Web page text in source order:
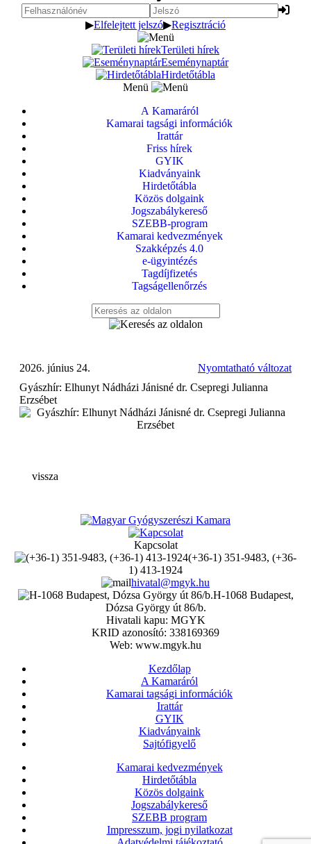
▶Elfelejtett jelszó▶Regisztráció
Területi hírek
Eseménynaptár
Hirdetőtábla
Menü
A Kamaráról
Kamarai tagsági információk
Irattár
Friss hírek
GYIK
Kiadványaink
Hirdetőtábla
Közös dolgaink
Jogszabálykereső
SZEBB-program
Kamarai kedvezmények
Szakképzés 4.0
e-ügyintézés
Tagdíjfizetés
Tagságellenőrzés
Nyomtatható változat
2026. június 24.
Gyászhír: Elhunyt Nádházi Jánisné dr. Csepregi Julianna
Erzsébet
vissza
Kapcsolat
(+36-1) 351-9483, (+36-
1) 413-1924
hivatal@mgyk.hu
H-1068 Budapest,
Dózsa György út 86/b.
Hivatali kapu: MGYK
KRID azonosító: 338169369
Web: www.mgyk.hu
Kezdőlap
A Kamaráról
Kamarai tagsági információk
Irattár
GYIK
Kiadványaink
Sajtófigyelő
Kamarai kedvezmények
Hirdetőtábla
Közös dolgaink
Jogszabálykereső
SZEBB program
Impresszum, jogi nyilatkozat